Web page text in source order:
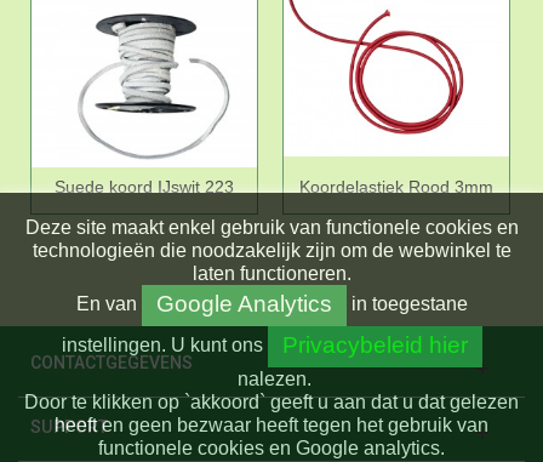
Suede koord IJswit 223 Koordelastiek Rood 3mm
CONTACTGEGEVENS
SUPPORT
Deze site maakt enkel gebruik van functionele cookies en
technologieën die noodzakelijk zijn om de webwinkel te
laten functioneren.
En van Google Analytics
in toegestane
instellingen. U kunt ons Privacybeleid hier
nalezen.
Door te klikken op `akkoord` geeft u aan dat u dat gelezen
heeft en geen bezwaar heeft tegen het gebruik van
functionele cookies en Google analytics.